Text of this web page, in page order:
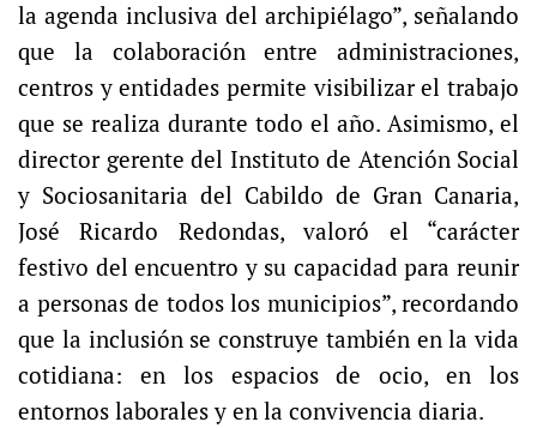
la agenda inclusiva del archipiélago”, señalando
que la colaboración entre administraciones,
centros y entidades permite visibilizar el trabajo
que se realiza durante todo el año. Asimismo, el
director gerente del Instituto de Atención Social
y Sociosanitaria del Cabildo de Gran Canaria,
José Ricardo Redondas, valoró el “carácter
festivo del encuentro y su capacidad para reunir
a personas de todos los municipios”, recordando
que la inclusión se construye también en la vida
cotidiana: en los espacios de ocio, en los
entornos laborales y en la convivencia diaria.